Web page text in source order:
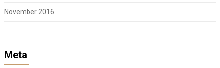
November 2016
Meta